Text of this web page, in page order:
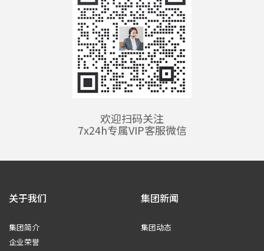
欢迎扫码关注
7x24h专属VIP客服微信
关于我们
集团简介
企业荣誉
集团新闻
集团动态